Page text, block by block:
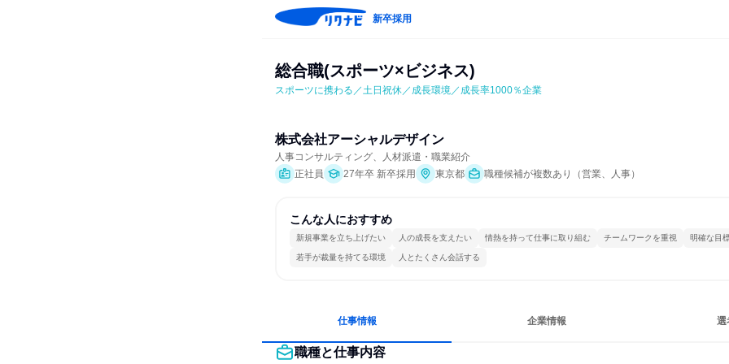
新卒採用
総合職(スポーツ×ビジネス)
スポーツに携わる／土日祝休／成長環境／成長率1000％企業
株式会社アーシャルデザイン
人事コンサルティング、人材派遣・職業紹介
正社員
27年卒 新卒採用 東京都 職種候補が複数あり（営業、人事）
こんな人におすすめ
新規事業を立ち上げたい 人の成長を支えたい 情熱を持って仕事に取り組む チームワークを重視 明確な目
若手が裁量を持てる環境 人とたくさん会話する
仕事情報 企業情報 選
職種と仕事内容